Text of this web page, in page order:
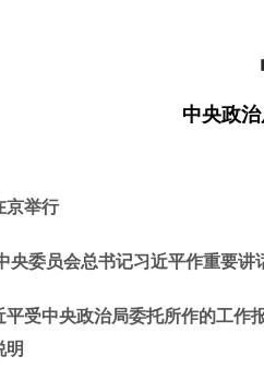
中央政
京举行
央委员会总书记习近平作重要讲
受中央政治局委托所作的工作
明